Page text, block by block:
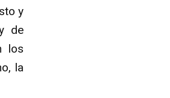
y
de
los
la